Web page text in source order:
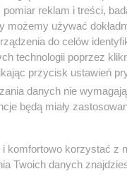
Skutki
uszkodzeń w
że
reklam i treści,
możemy używać
do celów
technologii poprzez
przycisk ustawień
danych nie
będą miały
komfortowo korzystać z
Twoich danych